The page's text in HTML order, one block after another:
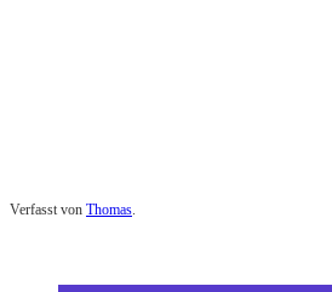
Verfasst von Thomas.